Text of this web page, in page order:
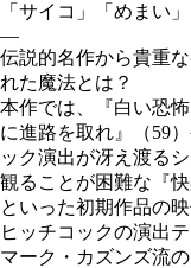
「サイコ」「めまい
―
伝説的名作から貴重
れた魔法とは？
本作では、『白い恐
に進路を取れ』（59
ック演出が冴え渡る
観ることが困難な『
といった初期作品の
ヒッチコックの演出
マーク・カズンズ流